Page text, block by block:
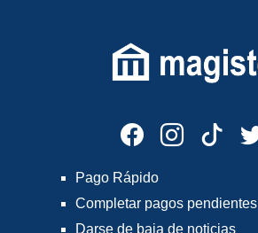
Pago Rápido
Completar pagos pendientes
Darse de baja de noticias